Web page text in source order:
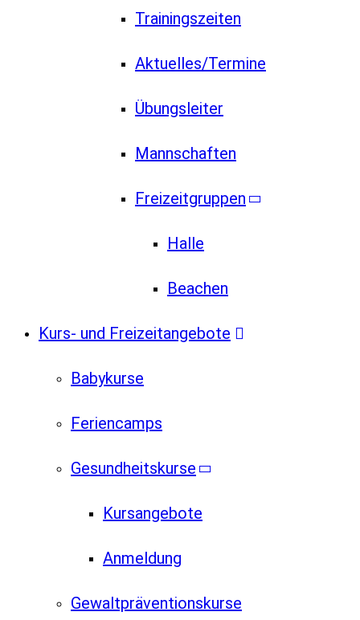
Trainingszeiten
Aktuelles/Termine
Übungsleiter
Mannschaften
Freizeitgruppen
Halle
Beachen
Kurs- und Freizeitangebote
Babykurse
Feriencamps
Gesundheitskurse
Kursangebote
Anmeldung
Gewaltpräventionskurse